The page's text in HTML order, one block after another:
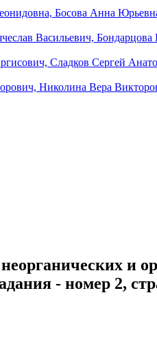
и
- номер 2,